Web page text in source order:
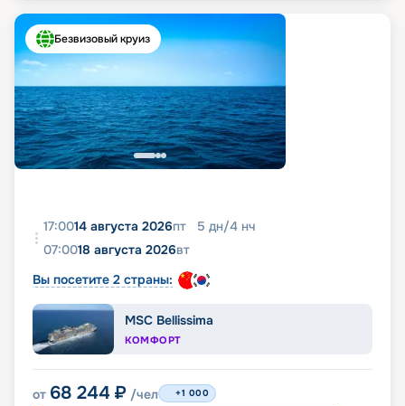
Безвизовый круиз
17:0014 августа 2026пт 5 дн/4 нч
07:0018 августа 2026вт
Вы посетите 2 страны:
MSC Bellissima
КОМФОРТ
от 68 244 ₽ /чел +1 000